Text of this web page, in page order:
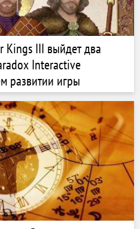
Kings III выйдет два
Interactive
развитии игры